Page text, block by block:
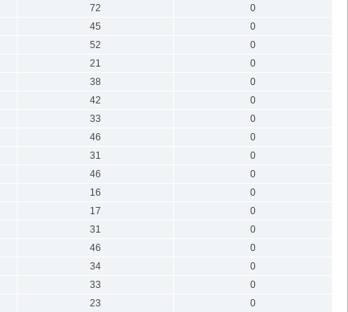
72
0
45
0
52
0
21
0
38
0
42
0
33
0
46
0
31
0
46
0
16
0
17
0
31
0
46
0
34
0
33
0
23 0